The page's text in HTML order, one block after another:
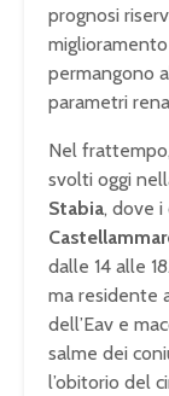
prognosi
miglioramento
permangono
parametri
Nel
svolti oggi
Stabia, dove i
dalle 14 alle 18.
ma residente
dell’Eav e
salme dei
l’obitorio del